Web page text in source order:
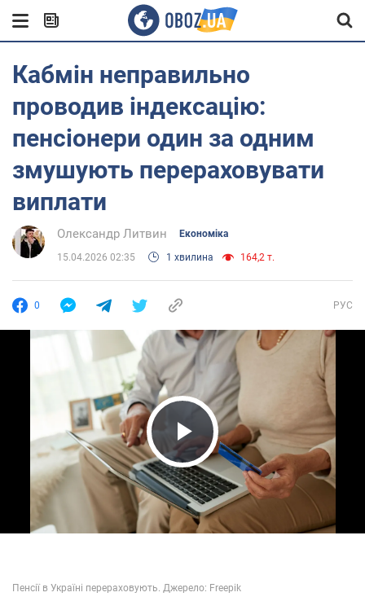
Кабмін неправильно
проводив індексацію:
пенсіонери один за одним
змушують перераховувати
виплати
Олександр Литвин Економіка
15.04.2026 02:35 1 хвилина 164,2 т.
0 РУС
Play Video